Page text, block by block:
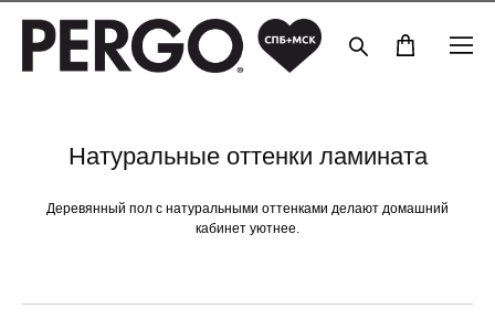
Натуральные оттенки ламината
Деревянный пол с натуральными оттенками делают домашний
кабинет уютнее.